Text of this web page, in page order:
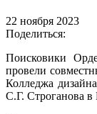
22 ноября 2023
Поделиться:
Поисковики
провели
Колледжа
С.Г. Строганова в